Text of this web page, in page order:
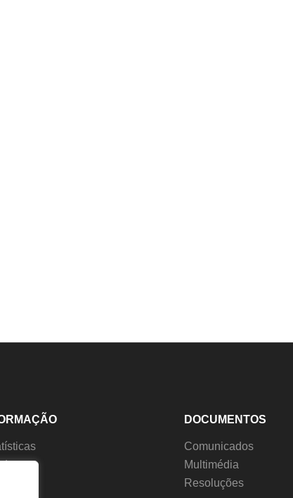
DOCUMENTOS
Comunicados
Multimédia
Resoluções